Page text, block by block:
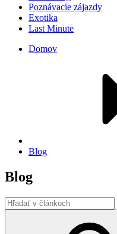
Poznávacie zájazdy
Exotika
Last Minute
Domov
Blog
Blog